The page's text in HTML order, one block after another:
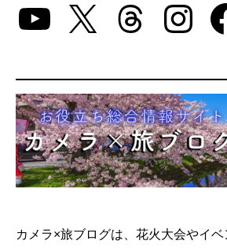
YouTube
X
カメラ×旅ブログは、花火大会やイ